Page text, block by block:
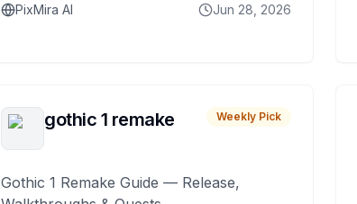
PixMira AI Jun 28, 2026
gothic 1 remake Weekly Pick
Gothic 1 Remake Guide — Release,